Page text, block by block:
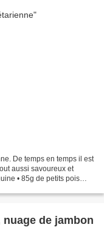
De temps en temps il est
aussi savoureux et
• 85g de petits pois
de jambon